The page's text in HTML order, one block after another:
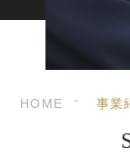
HOME 事業